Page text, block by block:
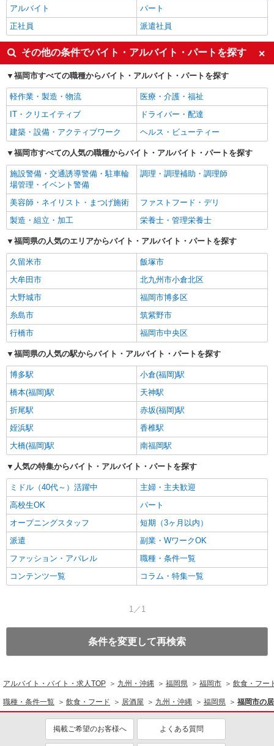
アルバイト
パート
正社員
派遣社員
その他の条件でバイト・アルバイト・パートを探す
福岡市すべての職種からバイト・アルバイト・パートを探す
軽作業・製造・物流
医療・介護・福祉
IT・クリエイティブ
ドライバー・配達
建築・設備・アクティブワーク
ヘルス・ビューティー
福岡市すべての人気の職種からバイト・アルバイト・パートを探す
施設警備・交通誘導警備・駐車輪
場管理・イベント警備
調理・調理補助・調理師
美容師・ネイリスト・まつげ施術
ファストフード・デリ
製造・組立・加工
栄養士・管理栄養士
福岡県の人気のエリアからバイト・アルバイト・パートを探す
久留米市
飯塚市
大牟田市
北九州市小倉北区
大野城市
福岡市博多区
糸島市
筑紫野市
行橋市
福岡市中央区
福岡県の人気の駅からバイト・アルバイト・パートを探す
博多駅
小倉(福岡)駅
橋本(福岡)駅
天神駅
折尾駅
赤坂(福岡)駅
姪浜駅
香椎駅
大橋(福岡)駅
南福岡駅
人気の特集からバイト・アルバイト・パートを探す
ミドル（40代～）活躍中
主婦・主夫歓迎
高校生OK
パート
オープニングスタッフ
短期（3ヶ月以内）
派遣
副業・WワークOK
ファッション・アパレル
職種・条件一覧
コンテンツ一覧
コラム・特集一覧
1／1
条件を変更して再検索
アルバイト・バイト・求人TOP 九州・沖縄 福岡県 福岡市 飲食・フー
職種・条件一覧 飲食・フード 居酒屋 九州・沖縄 福岡県 福岡市の
掲載ご希望のお客様へ よくある質問